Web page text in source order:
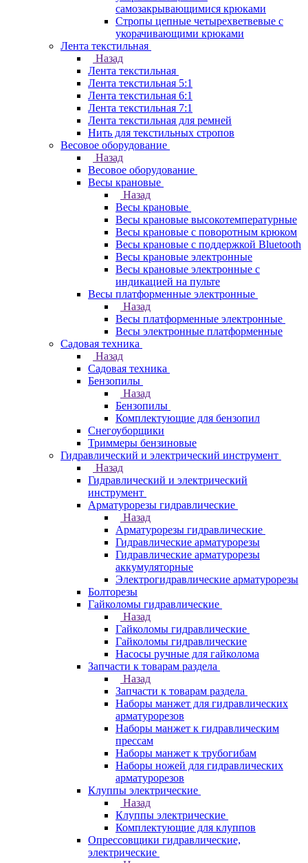
самозакрывающимися крюками
Стропы цепные четырехветвевые с
укорачивающими крюками
Лента текстильная
Назад
Лента текстильная
Лента текстильная 5:1
Лента текстильная 6:1
Лента текстильная 7:1
Лента текстильная для ремней
Нить для текстильных стропов
Весовое оборудование
Назад
Весовое оборудование
Весы крановые
Назад
Весы крановые
Весы крановые высокотемпературные
Весы крановые с поворотным крюком
Весы крановые с поддержкой Bluetooth
Весы крановые электронные
Весы крановые электронные с
индикацией на пульте
Весы платформенные электронные
Назад
Весы платформенные электронные
Весы электронные платформенные
Садовая техника
Назад
Садовая техника
Бензопилы
Назад
Бензопилы
Комплектующие для бензопил
Снегоуборщики
Триммеры бензиновые
Гидравлический и электрический инструмент
Назад
Гидравлический и электрический
инструмент
Арматурорезы гидравлические
Назад
Арматурорезы гидравлические
Гидравлические арматурорезы
Гидравлические арматурорезы
аккумуляторные
Электрогидравлические арматурорезы
Болторезы
Гайколомы гидравлические
Назад
Гайколомы гидравлические
Гайколомы гидравлические
Насосы ручные для гайколома
Запчасти к товарам раздела
Назад
Запчасти к товарам раздела
Наборы манжет для гидравлических
арматурорезов
Наборы манжет к гидравлическим
прессам
Наборы манжет к трубогибам
Наборы ножей для гидравлических
арматурорезов
Клуппы электрические
Назад
Клуппы электрические
Комплектующие для клуппов
Опрессовщики гидравлические,
электрические